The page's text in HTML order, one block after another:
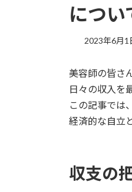
につい
2023年6月1
美容師の皆さ
日々の収入を
この記事では
経済的な自立
収支の